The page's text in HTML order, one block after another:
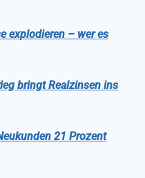
explodieren – wer es
bringt Realzinsen ins
21 Prozent